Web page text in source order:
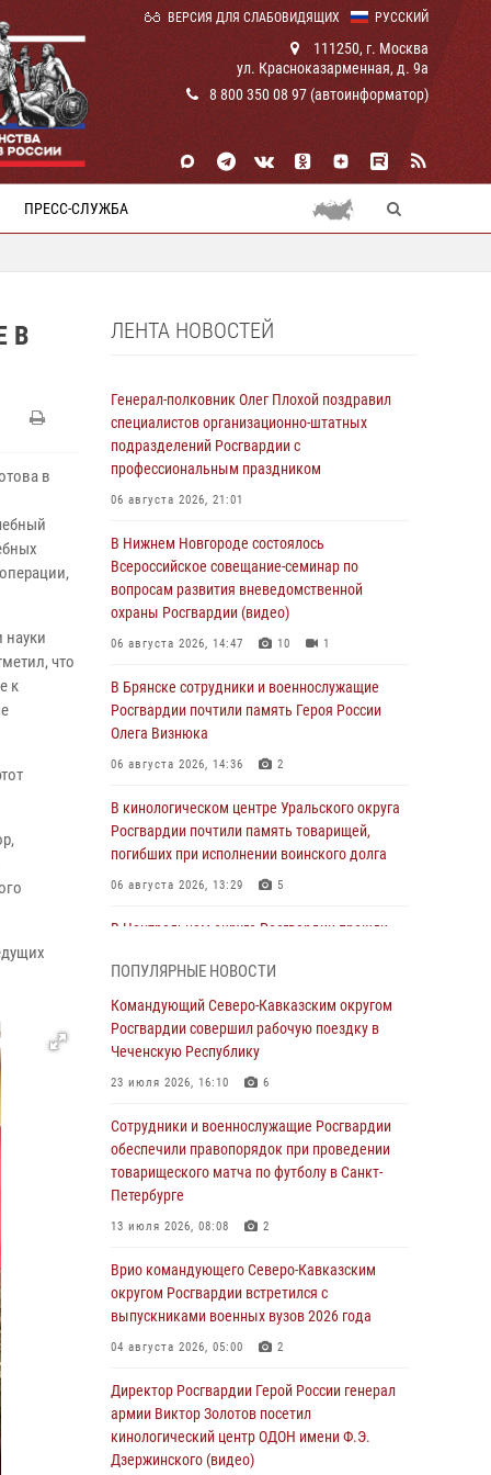
РУССКИЙ
ВЕРСИЯ ДЛЯ СЛАБОВИДЯЩИХ
111250, г. Москва
ул. Красноказарменная, д. 9а
8 800 350 08 97 (автоинформатор)
ПРЕСС-СЛУЖБА
В
в
науки
что
к
ЛЕНТА НОВОСТЕЙ
Генерал-полковник Олег Плохой поздравил
специалистов организационно-штатных
подразделений Росгвардии с
профессиональным праздником
06 августа 2026, 21:01
В Нижнем Новгороде состоялось
Всероссийское совещание-семинар по
вопросам развития вневедомственной
охраны Росгвардии (видео)
06 августа 2026, 14:47 10 1
В Брянске сотрудники и военнослужащие
Росгвардии почтили память Героя России
Олега Визнюка
06 августа 2026, 14:36 2
В кинологическом центре Уральского округа
Росгвардии почтили память товарищей,
погибших при исполнении воинского долга
06 августа 2026, 13:29 5
В Центральном округе Росгвардии прошли
И.К. Яковлева
06 августа 2026, 13:24
Росгвардейцы задержали мужчину,
открывшего стрельбу в Подмосковье (видео)
Росгвардейцы провели выставку вооружения
для участников сбора «Гвардеец» в Пензе
(видео)
06 августа 2026, 12:00
В Курске росгвардейцы приняли участие в
митинге, посвященном второй годовщине
вторжения ВСУ на территорию области
06 августа 2026, 11:56 4
В Санкт-Петербурге наряд Росгвардии
задержал правонарушителя, угрожавшего
подростку травматическим пистолетом
06 августа 2026, 11:33
ПОПУЛЯРНЫЕ НОВОСТИ
Командующий Северо-Кавказским округом
Росгвардии совершил рабочую поездку в
Чеченскую Республику
23 июля 2026, 16:10 6
Сотрудники и военнослужащие Росгвардии
обеспечили правопорядок при проведении
товарищеского матча по футболу в Санкт-
Петербурге
13 июля 2026, 08:08 2
Врио командующего Северо-Кавказским
округом Росгвардии встретился с
выпускниками военных вузов 2026 года
04 августа 2026, 05:00 2
Директор Росгвардии Герой России генерал
армии Виктор Золотов посетил
кинологический центр ОДОН имени Ф.Э.
Дзержинского (видео)